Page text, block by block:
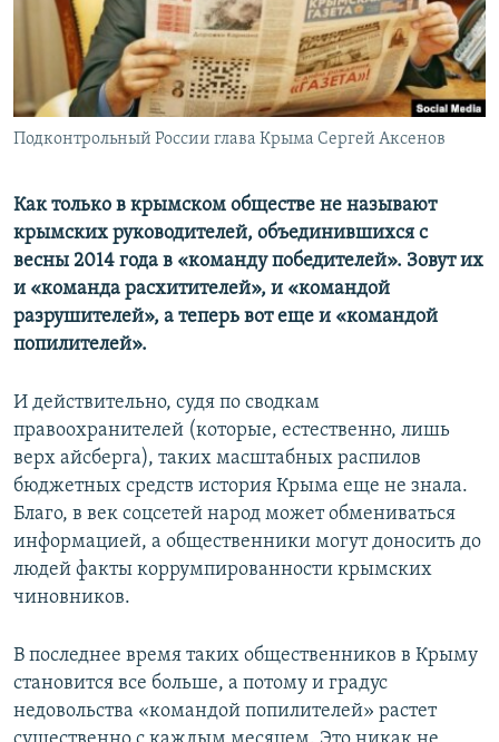
ПОБЕДИТЕЛЕЙ НЕ СУДЯТ?
КРЫМ.НЕПОКОРЕННЫЙ
ELIFBE
УКРАИНСКАЯ ПРОБЛЕМА КРЫМА
ПРИСОЕДИНЯЙТЕСЬ!
Подконтрольный России глава Крыма Сергей Аксенов
Как только в крымском обществе не называют
крымских руководителей, объединившихся с
весны 2014 года в «команду победителей». Зовут их
и «команда расхитителей», и «командой
разрушителей», а теперь вот еще и «командой
попилителей».
И действительно, судя по сводкам
правоохранителей (которые, естественно, лишь
верх айсберга), таких масштабных распилов
бюджетных средств история Крыма еще не знала.
Благо, в век соцсетей народ может обмениваться
информацией, а общественники могут доносить до
людей факты коррумпированности крымских
чиновников.
В последнее время таких общественников в Крыму
становится все больше, а потому и градус
недовольства «командой попилителей» растет